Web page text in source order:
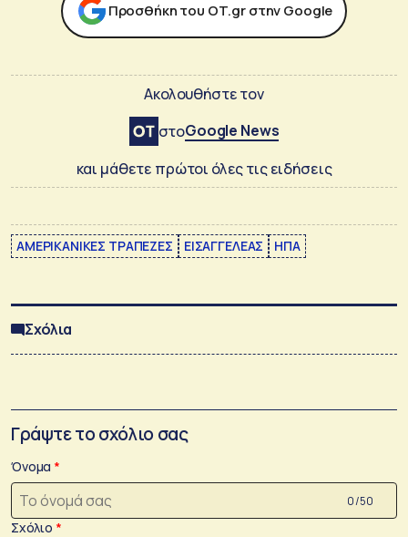
Προσθήκη του ΟΤ.gr στην Google
Ακολουθήστε τον
στοGoogle News
και μάθετε πρώτοι όλες τις ειδήσεις
ΑΜΕΡΙΚΑΝΙΚΕΣ ΤΡΑΠΕΖΕΣ ΕΙΣΑΓΓΕΛΕΑΣ ΗΠΑ
Σχόλια
Γράψτε το σχόλιο σας
Όνομα
0 /50
Σχόλιο